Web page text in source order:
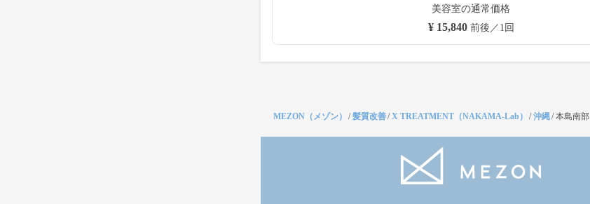
美容室の通常価格
¥ 15,840前後／1回
MEZON（メゾン） /髪質改善/X TREATMENT（NAKAMA-Lab） /沖縄/本島南部